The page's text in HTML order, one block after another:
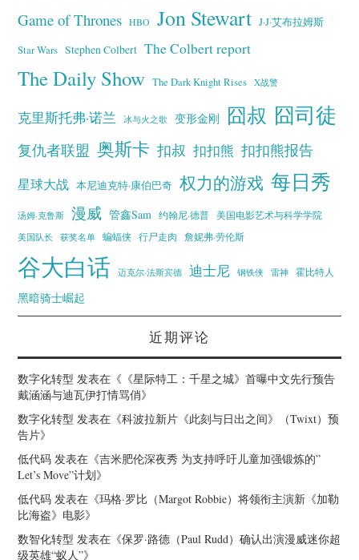
Game of Thrones HBO Jon Stewart J·J·艾布拉姆斯
Star Wars Stephen Colbert The Colbert report
The Daily Show The Dark Knight Rises X战警
克里斯托弗·诺兰 冰与火之歌 变形金刚 囧叔 囧司徒
复仇者联盟 奥斯卡 扣叔 扣扣熊 扣扣熊报告
星球大战 本尼迪克特·康伯巴奇 权力的游戏 每日秀
汤姆·克鲁斯 漫威 管鑫Sam 约翰尼·德普
美国电影艺术与科学学院
美国队长
获奖名单 蝙蝠侠 行尸走肉 詹妮弗·劳伦斯
谷大白话 迈克尔·法斯宾德 迪士尼 钢铁侠 雷神 霍比特人
黑暗骑士崛起
近期评论
数字化转型 发表在《 《星际特工：千星之城》首曝中文先行预告
戴涵涵与迪瓦伊打情骂俏》
数字化转型 发表在《科波拉新片《此刻与日出之间》（Twixt）预
告片》
低代码 发表在《吉米肥伦深夜秀 为支持呼吁儿童加强锻炼的”
Let’s Move”计划》
低代码 发表在《玛格·罗比（Margot Robbie）将领衔主演新《加勒
比海盗》电影》
数智化转型 发表在《保罗·路德（Paul Rudd）确认出演漫威迷你超
级英雄“蚁人”》